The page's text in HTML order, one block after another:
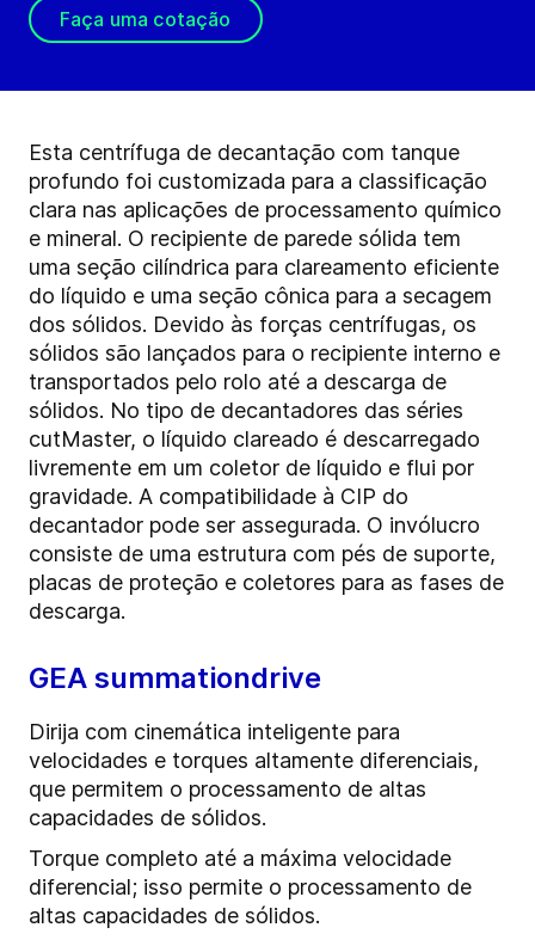
Faça uma cotação
Esta centrífuga de decantação com tanque
profundo foi customizada para a classificação
clara nas aplicações de processamento químico
e mineral. O recipiente de parede sólida tem
uma seção cilíndrica para clareamento eficiente
do líquido e uma seção cônica para a secagem
dos sólidos. Devido às forças centrífugas, os
sólidos são lançados para o recipiente interno e
transportados pelo rolo até a descarga de
sólidos. No tipo de decantadores das séries
cutMaster, o líquido clareado é descarregado
livremente em um coletor de líquido e flui por
gravidade. A compatibilidade à CIP do
decantador pode ser assegurada. O invólucro
consiste de uma estrutura com pés de suporte,
placas de proteção e coletores para as fases de
descarga.
GEA summationdrive
Dirija com cinemática inteligente para
velocidades e torques altamente diferenciais,
que permitem o processamento de altas
capacidades de sólidos.
Torque completo até a máxima velocidade
diferencial; isso permite o processamento de
altas capacidades de sólidos.